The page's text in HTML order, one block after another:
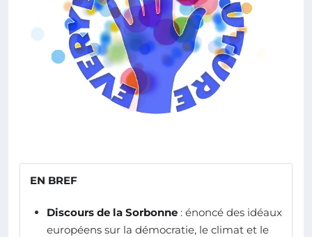
EN BREF
Discours de la Sorbonne : énoncé des idéaux
européens sur la démocratie, le climat et le